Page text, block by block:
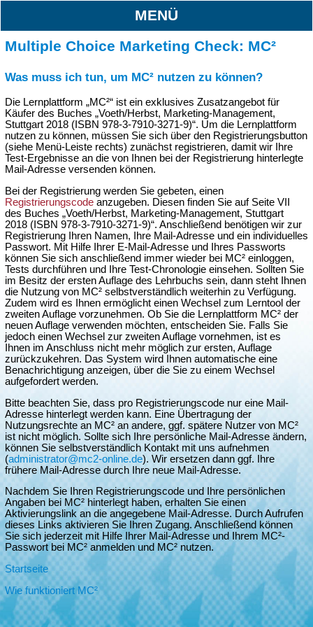
MENÜ
Multiple Choice Marketing Check: MC²
Was muss ich tun, um MC² nutzen zu können?
Die Lernplattform „MC²“ ist ein exklusives Zusatzangebot für
Käufer des Buches „Voeth/Herbst, Marketing-Management,
Stuttgart 2018 (ISBN 978-3-7910-3271-9)“. Um die Lernplattform
nutzen zu können, müssen Sie sich über den Registrierungsbutton
(siehe Menü-Leiste rechts) zunächst registrieren, damit wir Ihre
Test-Ergebnisse an die von Ihnen bei der Registrierung hinterlegte
Mail-Adresse versenden können.
Bei der Registrierung werden Sie gebeten, einen
Registrierungscodeanzugeben. Diesen finden Sie auf Seite VII
des Buches „Voeth/Herbst, Marketing-Management, Stuttgart
2018 (ISBN 978-3-7910-3271-9)“. Anschließend benötigen wir zur
Registrierung Ihren Namen, Ihre Mail-Adresse und ein individuelles
Passwort. Mit Hilfe Ihrer E-Mail-Adresse und Ihres Passworts
können Sie sich anschließend immer wieder bei MC² einloggen,
Tests durchführen und Ihre Test-Chronologie einsehen. Sollten Sie
im Besitz der ersten Auflage des Lehrbuchs sein, dann steht Ihnen
die Nutzung von MC² selbstverständlich weiterhin zu Verfügung.
Zudem wird es Ihnen ermöglicht einen Wechsel zum Lerntool der
zweiten Auflage vorzunehmen. Ob Sie die Lernplattform MC² der
neuen Auflage verwenden möchten, entscheiden Sie. Falls Sie
jedoch einen Wechsel zur zweiten Auflage vornehmen, ist es
Ihnen im Anschluss nicht mehr möglich zur ersten, Auflage
zurückzukehren. Das System wird Ihnen automatische eine
Benachrichtigung anzeigen, über die Sie zu einem Wechsel
aufgefordert werden.
Bitte beachten Sie, dass pro Registrierungscode nur eine Mail-
Adresse hinterlegt werden kann. Eine Übertragung der
Nutzungsrechte an MC² an andere, ggf. spätere Nutzer von MC²
ist nicht möglich. Sollte sich Ihre persönliche Mail-Adresse ändern,
können Sie selbstverständlich Kontakt mit uns aufnehmen
(administrator@mc2-online.de). Wir ersetzen dann ggf. Ihre
frühere Mail-Adresse durch Ihre neue Mail-Adresse.
Nachdem Sie Ihren Registrierungscode und Ihre persönlichen
Angaben bei MC² hinterlegt haben, erhalten Sie einen
Aktivierungslink an die angegebene Mail-Adresse. Durch Aufrufen
dieses Links aktivieren Sie Ihren Zugang. Anschließend können
Sie sich jederzeit mit Hilfe Ihrer Mail-Adresse und Ihrem MC²-
Passwort bei MC² anmelden und MC² nutzen.
Startseite
Wie funktioniert MC²